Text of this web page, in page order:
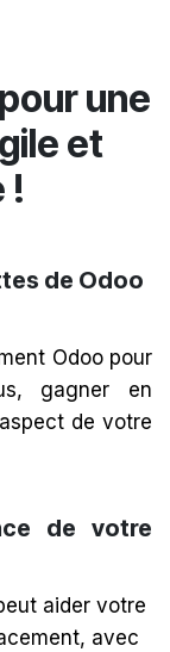
une
et
!
de Odoo
Odoo pour
gagner en
de votre
de votre
aider votre
avec